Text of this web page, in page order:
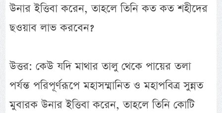
উনার ইত্তিবা করেন, তাহলে তিনি কত কত শহীদের
ছওয়াব লাভ করবেন?
উত্তর: কেউ যদি মাথার তালু থেকে পায়ের তলা
পর্যন্ত পরিপূর্ণরূপে মহাসম্মানিত ও মহাপবিত্র সুন্নত
মুবারক উনার ইত্তিবা করেন, তাহলে তিনি কোটি